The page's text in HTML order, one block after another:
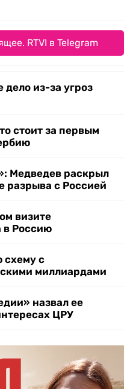
RTVI в Telegram
дело из-за угроз
стоит за первым
Медведев раскрыл
разрыва с Россией
визите
в Россию
схему с
миллиардами
назвал ее
ЦРУ